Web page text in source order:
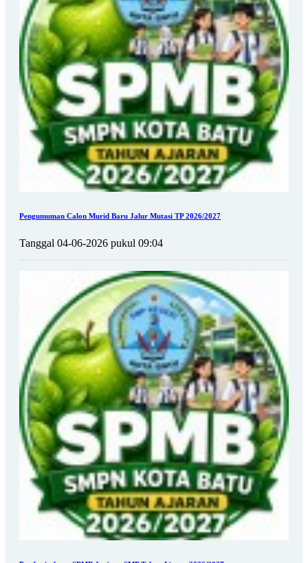
Pengumuman Calon Murid Baru Jalur Mutasi TP 2026/2027
Tanggal 04-06-2026 pukul 09:04